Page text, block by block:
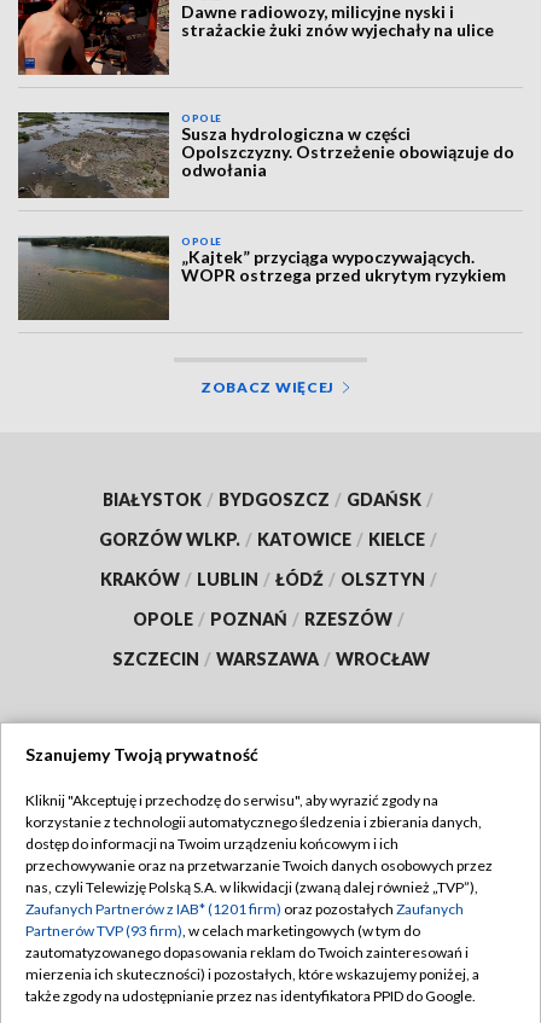
Dawne radiowozy, milicyjne nyski i
strażackie żuki znów wyjechały na ulice
OPOLE
Susza hydrologiczna w części
Opolszczyzny. Ostrzeżenie obowiązuje do
odwołania
OPOLE
„Kajtek” przyciąga wypoczywających.
WOPR ostrzega przed ukrytym ryzykiem
ZOBACZ WIĘCEJ
BIAŁYSTOK / BYDGOSZCZ / GDAŃSK /
GORZÓW WLKP. / KATOWICE / KIELCE /
KRAKÓW / LUBLIN / ŁÓDŹ / OLSZTYN /
OPOLE / POZNAŃ / RZESZÓW /
SZCZECIN / WARSZAWA / WROCŁAW
TVP
Abonament TVP
Emisja w TVP
Centrum informacji TVP
Naziemna Telewizja Cyfrowa
Regulamin TVP
Polityka prywatności
Moje zgody
Pomoc
Szanujemy Twoją prywatność
Kliknij "Akceptuję i przechodzę do serwisu", aby wyrazić zgody na
korzystanie z technologii automatycznego śledzenia i zbierania danych,
dostęp do informacji na Twoim urządzeniu końcowym i ich
przechowywanie oraz na przetwarzanie Twoich danych osobowych przez
nas, czyli Telewizję Polską S.A. w likwidacji (zwaną dalej również „TVP”),
Zaufanych Partnerów z IAB* (1201 firm) oraz pozostałych Zaufanych
Partnerów TVP (93 firm), w celach marketingowych (w tym do
zautomatyzowanego dopasowania reklam do Twoich zainteresowań i
mierzenia ich skuteczności) i pozostałych, które wskazujemy poniżej, a
także zgody na udostępnianie przez nas identyfikatora PPID do Google.